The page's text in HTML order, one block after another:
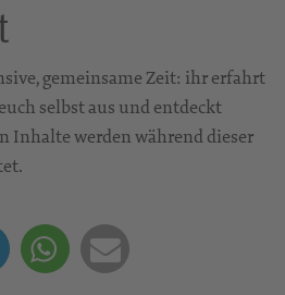
gemeinsame Zeit: ihr erfahrt
selbst aus und entdeckt
Inhalte werden während dieser